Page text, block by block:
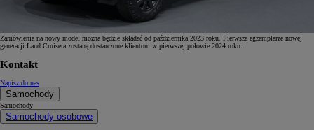
Zamówienia na nowy model można będzie składać od października 2023 roku. Pierwsze egzemplarze nowej
generacji Land Cruisera zostaną dostarczone klientom w pierwszej połowie 2024 roku.
Kontakt
Napisz do nas
Samochody
Samochody
Samochody osobowe